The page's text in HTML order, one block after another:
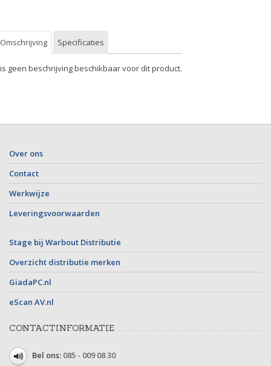
Omschrijving Specificaties
geen beschrijving beschikbaar voor dit product.
Over ons
Contact
Werkwijze
Leveringsvoorwaarden
Stage bij Warbout Distributie
Overzicht distributie merken
GiadaPC.nl
eScan AV.nl
CONTACTINFORMATIE
Bel ons: 085 - 009 08 30